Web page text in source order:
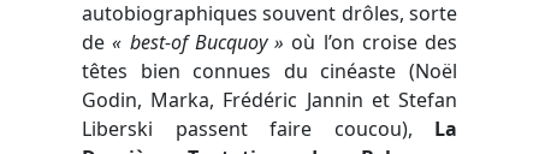
autobiographiques souvent drôles, sorte
de« best-of Bucquoy » où l’on croise des
têtes bien connues du cinéaste (Noël
Godin, Marka, Frédéric Jannin et Stefan
Liberski passent faire coucou), La